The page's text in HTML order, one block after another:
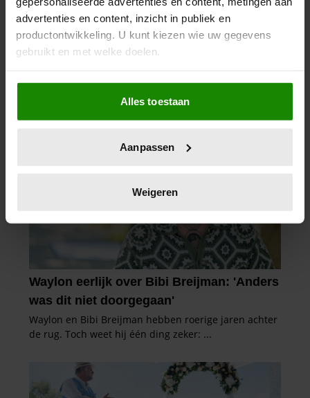
advertenties en content, inzicht in publiek en
productontwikkeling. U kunt kiezen wie uw gegevens
gebruikt en met welke doelen.
Als u het toestaat, willen we ook graag:
Informatie verzamelen over uw geografische
locatie, die tot een paar meter nauwkeurig kan zijn
scannen op specifieke eigenschappen (fingerprinting)
verwerkt en stel uw voorkeuren in het
intrekken in de Cookieverklaring.
We gebruiken cookies om content en advertenties te
personaliseren, om functies voor social media te bieden
en om ons websiteverkeer te analyseren. Ook delen we
informatie over uw gebruik van onze site met onze
partners voor social media, adverteren en analyse. Deze
partners kunnen deze gegevens combineren met andere
verzameld op basis van uw gebruik van hun services. U
gaat akkoord met onze cookies als u onze website blijft
Alles toestaan
Aanpassen
Weigeren
DENKEN TERUG AAN ‘KAPOT
ENGE’ HAZES-IMITATOR: ‘ECHT
NIET GOED BIJ JE PAASEI’